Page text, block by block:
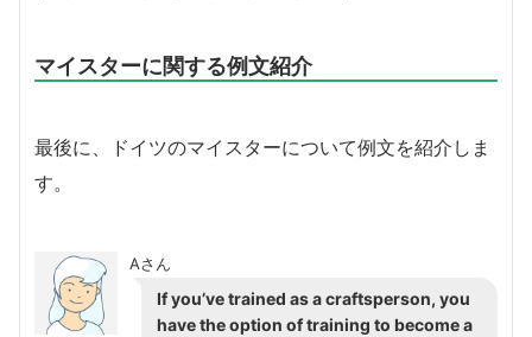
マイスターに関する例文紹介
最後に、ドイツのマイスターについて例文を紹介しま
す。
Aさん
If you’ve trained as a craftsperson, you
have the option of training to become a